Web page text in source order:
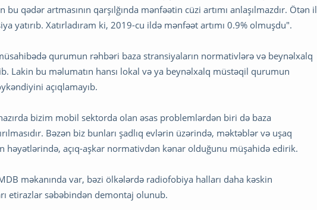
qədər artmasının qarşılğında mənfəətin cüzi artımı anlaşılmazdır. Ötən il
yatırıb. Xatırladıram ki, 2019-cu ildə mənfəət artımı 0.9% olmuşdu".
qurumun rəhbəri baza stransiyaların normativlərə və beynəlxalq
Lakin bu məlumatın hansı lokal və ya beynəlxalq müstəqil qurumun
açıqlamayıb.
bizim mobil sektorda olan əsas problemlərdən biri də baza
Bəzən biz bunları şadlıq evlərin üzərində, məktəblər və uşaq
həyətlərində, açıq-aşkar normativdən kənar olduğunu müşahidə edirik.
məkanında var, bəzi ölkələrdə radiofobiya halları daha kəskin
etirazlar səbəbindən demontaj olunub.